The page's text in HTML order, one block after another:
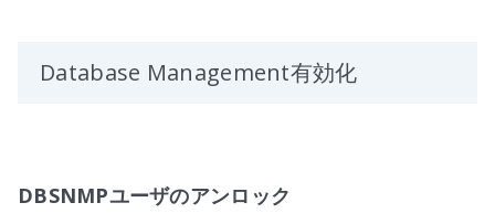
Database Management有効化
DBSNMPユーザのアンロック